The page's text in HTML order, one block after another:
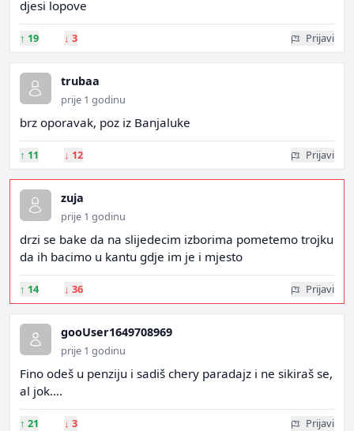
djesi lopove
↑ 19 ↓ 3 Prijavi
trubaa
prije 1 godinu
brz oporavak, poz iz Banjaluke
↑ 11 ↓ 12 Prijavi
zuja
prije 1 godinu
drzi se bake da na slijedecim izborima pometemo trojku
da ih bacimo u kantu gdje im je i mjesto
↑ 14 ↓ 36 Prijavi
gooUser1649708969
prije 1 godinu
Fino odeš u penziju i sadiš chery paradajz i ne sikiraš se,
al jok....
↑ 21 ↓ 3 Prijavi